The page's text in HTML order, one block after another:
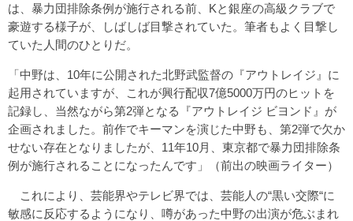
は、暴力団排除条例が施行される前、Kと銀座の高級クラブで
豪遊する様子が、しばしば目撃されていた。筆者もよく目撃し
ていた人間のひとりだ。
「中野は、10年に公開された北野武監督の『アウトレイジ』に
起用されていますが、これが興行配収7億5000万円のヒットを
記録し、当然ながら第2弾となる『アウトレイジ ビヨンド』が
企画されました。前作でキーマンを演じた中野も、第2弾で欠か
せない存在となりましたが、11年10月、東京都で暴力団排除条
例が施行されることになったんです」（前出の映画ライター）
これにより、芸能界やテレビ界では、芸能人の“黒い交際“に
敏感に反応するようになり、噂があった中野の出演が危ぶまれ